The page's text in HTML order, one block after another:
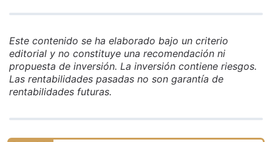
Este contenido se ha elaborado bajo un criterio
editorial y no constituye una recomendación ni
propuesta de inversión. La inversión contiene riesgos.
Las rentabilidades pasadas no son garantía de
rentabilidades futuras.